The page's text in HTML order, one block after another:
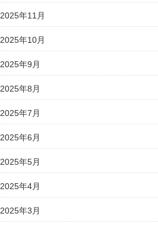
2025年11月
2025年10月
2025年9月
2025年8月
2025年7月
2025年6月
2025年5月
2025年4月
2025年3月